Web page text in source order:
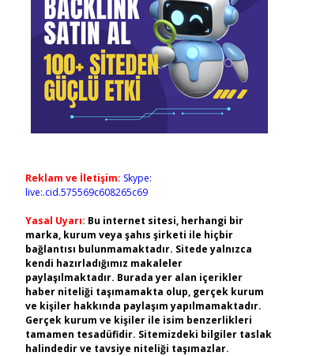
Reklam ve İletişim: Skype:
live:.cid.575569c608265c69
Yasal Uyarı: Bu internet sitesi, herhangi bir
marka, kurum veya şahıs şirketi ile hiçbir
bağlantısı bulunmamaktadır. Sitede yalnızca
kendi hazırladığımız makaleler
paylaşılmaktadır. Burada yer alan içerikler
haber niteliği taşımamakta olup, gerçek kurum
ve kişiler hakkında paylaşım yapılmamaktadır.
Gerçek kurum ve kişiler ile isim benzerlikleri
tamamen tesadüfidir. Sitemizdeki bilgiler taslak
halindedir ve tavsiye niteliği taşımazlar.